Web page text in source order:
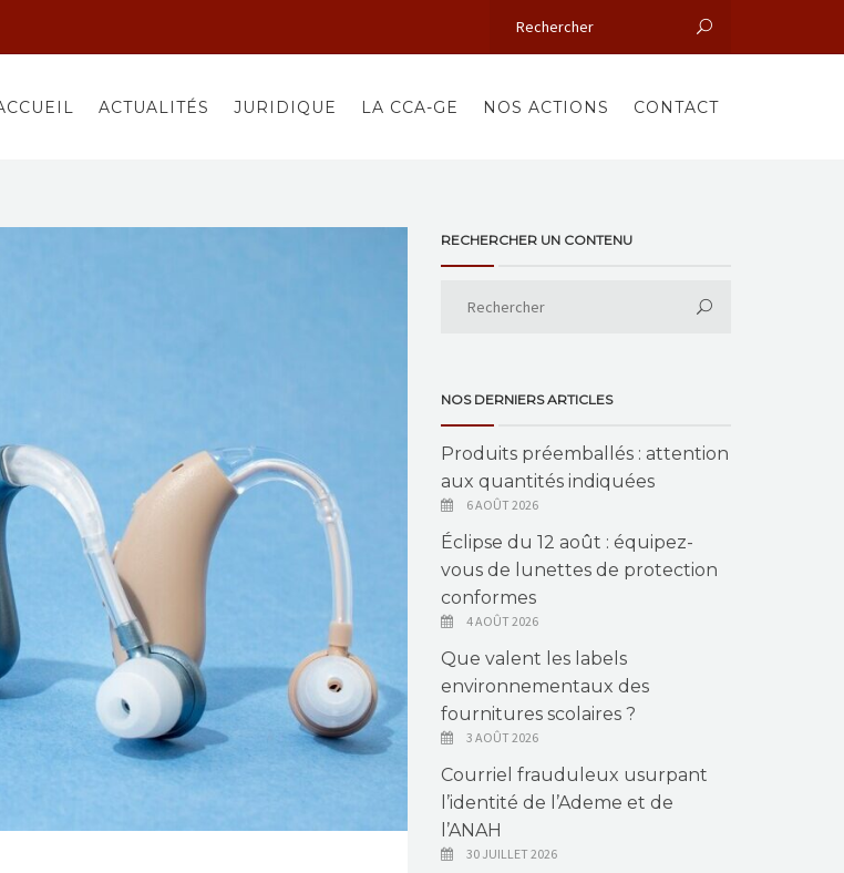
ACTUALITÉS JURIDIQUE LA CCA-GE NOS ACTIONS CONTACT
RECHERCHER UN CONTENU
NOS DERNIERS ARTICLES
Produits préemballés : attention
aux quantités indiquées
6 AOÛT 2026
Éclipse du 12 août : équipez-
vous de lunettes de protection
conformes
4 AOÛT 2026
Que valent les labels
environnementaux des
fournitures scolaires ?
3 AOÛT 2026
Courriel frauduleux usurpant
l’identité de l’Ademe et de
l’ANAH
30 JUILLET 2026